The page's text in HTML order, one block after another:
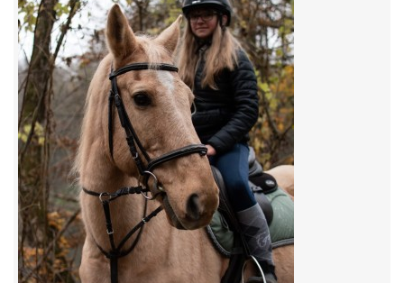
7:4 (VELKÝ PÁTEK) KROUŽEK NEBUDE
JARNÍ BRIGÁDA 20.5.2023
DNE 17.11.2023 KROUŽEK JEZDECTVÍ NENÍ
DĚKUJEME MĚSTU RYCHVALD ZA DOTACI V ROCE 2023
NABÍZÍME BRIGÁDU U NÁS VE STÁJI. PRO BLIŽŠÍ INFO